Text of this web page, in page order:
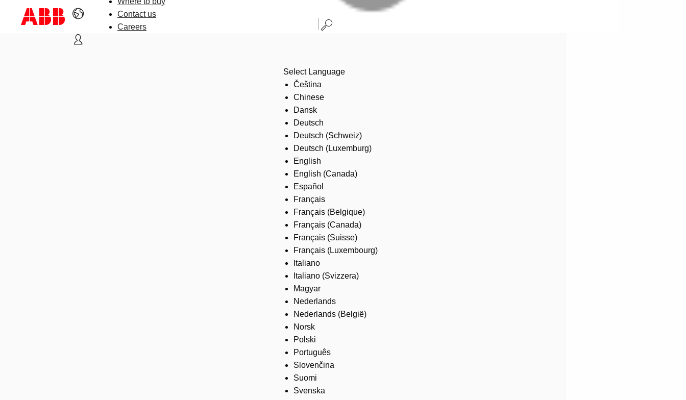
Contact us
Careers
Select Language
Čeština
Chinese
Dansk
Deutsch
Deutsch (Schweiz)
Deutsch (Luxemburg)
English
English (Canada)
Español
Français
Français (Belgique)
Français (Canada)
Français (Suisse)
Français (Luxembourg)
Italiano
Italiano (Svizzera)
Magyar
Nederlands
Nederlands (België)
Norsk
Polski
Português
Slovenčina
Suomi
Svenska